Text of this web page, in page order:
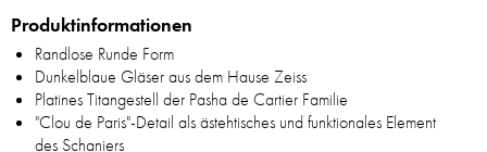
Produktinformationen
Randlose Runde Form
Dunkelblaue Gläser aus dem Hause Zeiss
Platines Titangestell der Pasha de Cartier Familie
"Clou de Paris"-Detail als ästehtisches und funktionales Element
des Schaniers